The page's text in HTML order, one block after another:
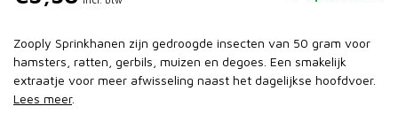
Zooply Sprinkhanen zijn gedroogde insecten van 50 gram voor
hamsters, ratten, gerbils, muizen en degoes. Een smakelijk
extraatje voor meer afwisseling naast het dagelijkse hoofdvoer.
Lees meer.